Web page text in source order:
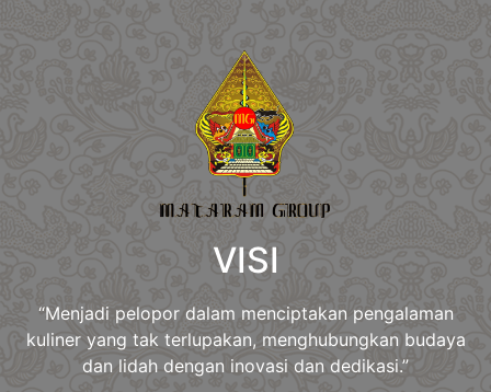
VISI
“Menjadi pelopor dalam menciptakan pengalaman
kuliner yang tak terlupakan, menghubungkan budaya
dan lidah dengan inovasi dan dedikasi.”